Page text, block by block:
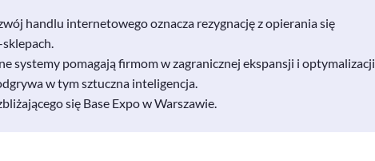
handlu internetowego oznacza rezygnację z opierania się
sklepach.
systemy pomagają firmom w zagranicznej ekspansji i optymalizacji
w tym sztuczna inteligencja.
się Base Expow Warszawie.